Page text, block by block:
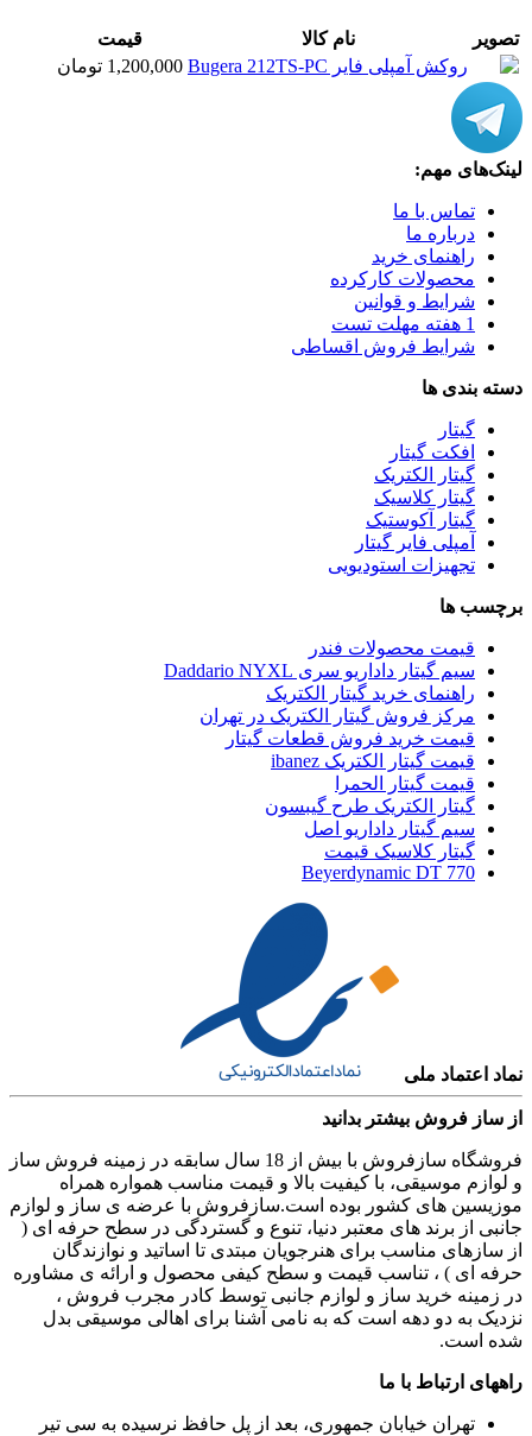
تصویر نام کالا
قیمت
روکش آمپلی فایر Bugera 212TS-PC
1,200,000 تومان
لینک‌های مهم:
تماس با ما
درباره ما
راهنمای خرید
محصولات کارکرده
شرایط و قوانین
1 هفته مهلت تست
شرایط فروش اقساطی
دسته بندی ها
گیتار
افکت گیتار
گیتار الکتریک
گیتار کلاسیک
گیتار آکوستیک
آمپلی فایر گیتار
تجهیزات استودیویی
برچسب ها
قیمت محصولات فندر
سیم گیتار داداریو سری Daddario NYXL
راهنمای خرید گیتار الکتریک
مرکز فروش گیتار الکتریک در تهران
قیمت خرید فروش قطعات گیتار
قیمت گیتار الکتریک ibanez
قیمت گیتار الحمرا
گیتار الکتریک طرح گیبسون
سیم گیتار داداریو اصل
گیتار کلاسیک قیمت
Beyerdynamic DT 770
نماد اعتماد ملی
از ساز فروش بیشتر بدانید
فروشگاه سازفروش با بیش از 18 سال سابقه در زمینه فروش ساز
و لوازم موسیقی، با کیفیت بالا و قیمت مناسب همواره همراه
موزیسین های کشور بوده است.سازفروش با عرضه ی ساز و لوازم
جانبی از برند های معتبر دنیا، تنوع و گستردگی در سطح حرفه ای (
از سازهای مناسب برای هنرجویان مبتدی تا اساتید و نوازندگان
حرفه ای ) ، تناسب قیمت و سطح کیفی محصول و ارائه ی مشاوره
در زمینه خرید ساز و لوازم جانبی توسط کادر مجرب فروش ،
نزدیک به دو دهه است که به نامی آشنا برای اهالی موسیقی بدل
شده است.
راههای ارتباط با ما
تهران خیابان جمهوری، بعد از پل حافظ نرسیده به سی تیر